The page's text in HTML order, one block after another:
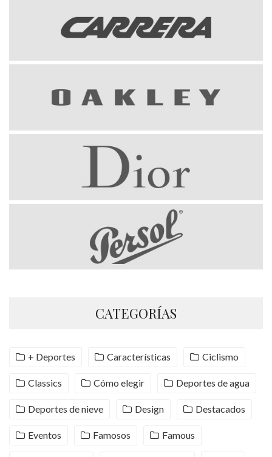
CATEGORÍAS
+ Deportes Características Ciclismo
Classics Cómo elegir Deportes de agua
Deportes de nieve Design Destacados
Eventos Famosos Famous